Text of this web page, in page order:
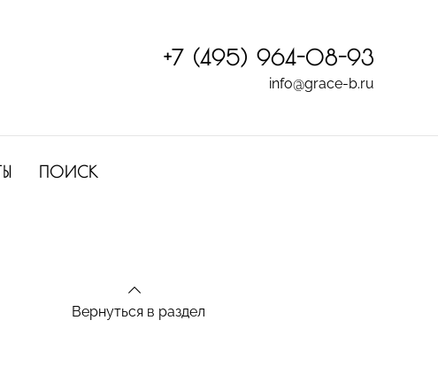
+7 (495) 964-08-93
info@grace-b.ru
ПОИСК
Вернуться в раздел